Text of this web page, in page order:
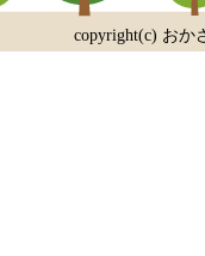
copyright(c) おか